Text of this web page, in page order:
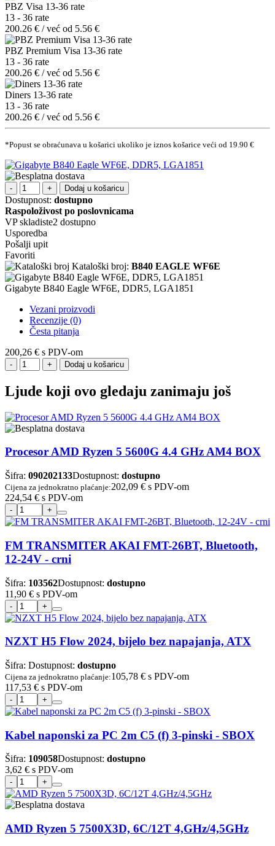
PBZ Visa 13-36 rate
13 - 36 rate
200.26 € / već od 5.56 €
PBZ Premium Visa 13-36 rate
13 - 36 rate
200.26 € / već od 5.56 €
Diners 13-36 rate
13 - 36 rate
200.26 € / već od 5.56 €
*Popust se obraćunava u košarici ukoliko je iznos košarice veći od 19.90 €
Dodaj u košaricu
Dostupnost: dostupno
Raspoloživost po poslovnicama
VP skladiste2 dostupno
Usporedba
Pošalji upit
Favoriti
Kataloški broj: B840 EAGLE WF6E
Gigabyte B840 Eagle WF6E, DDR5, LGA1851
Vezani proizvodi
Recenzije (0)
Česta pitanja
200,26 € s PDV-om
Dodaj u košaricu
Ljude koji ovo gledaju zanimaju još
Procesor AMD Ryzen 5 5600G 4.4 GHz AM4 BOX
Šifra: 090202133Dostupnost: dostupno
Cijena za jednokratno plaćanje:202,09 € s PDV-om
224,54 € s PDV-om
FM TRANSMITER AKAI FMT-26BT, Bluetooth,
12-24V - crni
Šifra: 103562Dostupnost: dostupno
11,90 € s PDV-om
NZXT H5 Flow 2024, bijelo bez napajanja, ATX
Šifra: Dostupnost: dostupno
Cijena za jednokratno plaćanje:105,78 € s PDV-om
117,53 € s PDV-om
Kabel naponski za PC 2m C5 (f) 3-pinski - SBOX
Šifra: 109058Dostupnost: dostupno
3,62 € s PDV-om
AMD Ryzen 5 7500X3D, 6C/12T 4,GHz/4,5GHz